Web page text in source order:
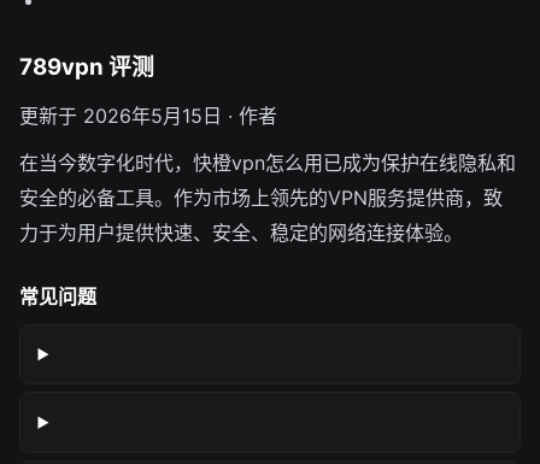
789vpn 评测
更新于 2026年5月15日 · 作者
在当今数字化时代，快橙vpn怎么用已成为保护在线隐私和
安全的必备工具。作为市场上领先的VPN服务提供商，致
力于为用户提供快速、安全、稳定的网络连接体验。
常见问题